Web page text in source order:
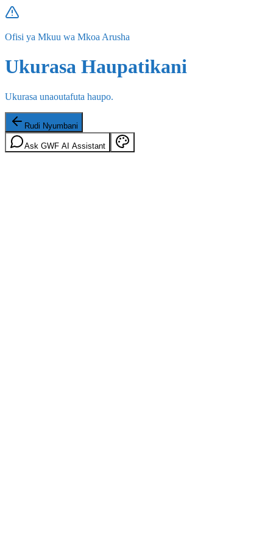
Ofisi ya Mkuu wa Mkoa Arusha
Ukurasa Haupatikani
Ukurasa unaoutafuta haupo.
Rudi Nyumbani
Ask GWF AI Assistant